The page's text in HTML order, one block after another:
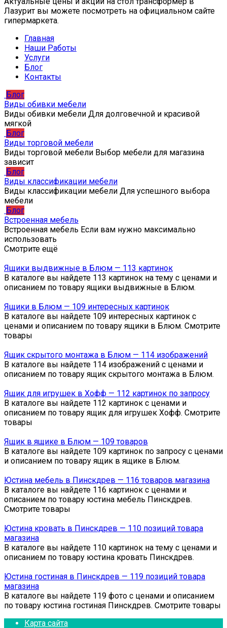
Лазурит вы можете посмотреть на официальном сайте
гипермаркета.
Главная
Наши Работы
Услуги
Блог
Контакты
Блог
Виды обивки мебели
Виды обивки мебели Для долговечной и красивой
мягкой
Блог
Виды торговой мебели
Виды торговой мебели Выбор мебели для магазина
зависит
Блог
Виды классификации мебели
Виды классификации мебели Для успешного выбора
мебели
Блог
Встроенная мебель
Встроенная мебель Если вам нужно максимально
использовать
Смотрите ещё
Ящики выдвижные в Блюм — 113 картинок
В каталоге вы найдете 113 картинок на тему с ценами и
описанием по товару ящики выдвижные в Блюм.
Ящики в Блюм — 109 интересных картинок
В каталоге вы найдете 109 интересных картинок с
ценами и описанием по товару ящики в Блюм. Смотрите
товары
Ящик скрытого монтажа в Блюм — 114 изображений
В каталоге вы найдете 114 изображений с ценами и
описанием по товару ящик скрытого монтажа в Блюм.
Ящик для игрушек в Хофф — 112 картинок по запросу
В каталоге вы найдете 112 картинок с ценами и
описанием по товару ящик для игрушек Хофф. Смотрите
товары
Ящик в ящике в Блюм — 109 товаров
В каталоге вы найдете 109 картинок по запросу с ценами
и описанием по товару ящик в ящике в Блюм.
Юстина мебель в Пинскдрев — 116 товаров магазина
В каталоге вы найдете 116 картинок с ценами и
описанием по товару юстина мебель Пинскдрев.
Смотрите товары
Юстина кровать в Пинскдрев — 110 позиций товара
магазина
В каталоге вы найдете 110 картинок на тему с ценами и
описанием по товару юстина кровать Пинскдрев.
Юстина гостиная в Пинскдрев — 119 позиций товара
магазина
В каталоге вы найдете 119 фото с ценами и описанием
по товару юстина гостиная Пинскдрев. Смотрите товары
Карта сайта